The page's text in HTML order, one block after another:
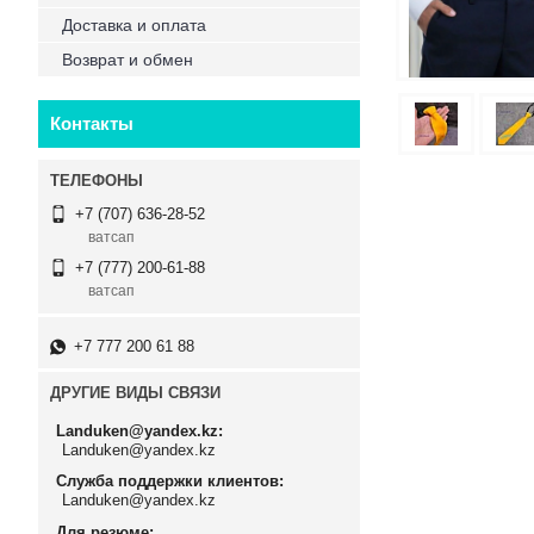
Доставка и оплата
Возврат и обмен
Контакты
+7 (707) 636-28-52
ватсап
+7 (777) 200-61-88
ватсап
+7 777 200 61 88
ДРУГИЕ ВИДЫ СВЯЗИ
Landuken@yandex.kz
Landuken@yandex.kz
Служба поддержки клиентов
Landuken@yandex.kz